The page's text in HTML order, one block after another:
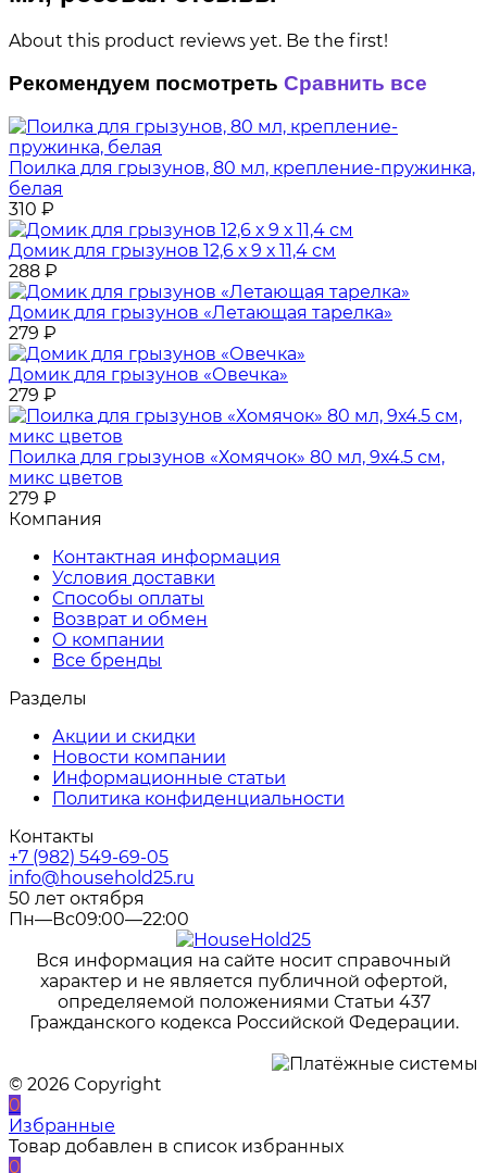
About this product reviews yet. Be the first!
Рекомендуем посмотреть Сравнить все
Поилка для грызунов, 80 мл, крепление-пружинка,
белая
310 ₽
Домик для грызунов 12,6 х 9 х 11,4 см
288 ₽
Домик для грызунов «Летающая тарелка»
279 ₽
Домик для грызунов «Овечка»
279 ₽
Поилка для грызунов «Хомячок» 80 мл, 9х4.5 см,
микс цветов
279 ₽
Компания
Контактная информация
Условия доставки
Способы оплаты
Возврат и обмен
О компании
Все бренды
Разделы
Акции и скидки
Новости компании
Информационные статьи
Политика конфиденциальности
Контакты
+7 (982) 549-69-05
info@household25.ru
50 лет октября
Пн—Вс09:00—22:00
Вся информация на сайте носит справочный
характер и не является публичной офертой,
определяемой положениями Статьи 437
Гражданского кодекса Российской Федерации.
© 2026 Copyright
0
Избранные
Товар добавлен в список избранных
0